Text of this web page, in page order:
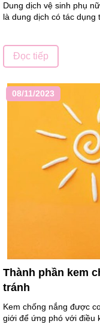
Dung dịch vệ sinh phụ
là dung dịch có tác
Đọc tiếp
08/11/2023
Thành phần kem
tránh
Kem chống nắng được
giới để ứng phó với điều